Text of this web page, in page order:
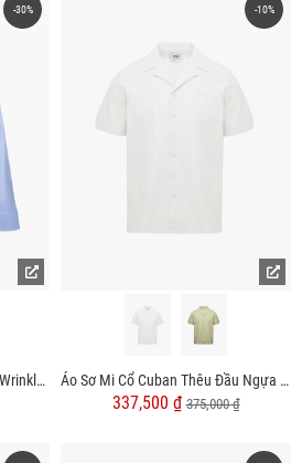
-30%
Áo Sơ Mi Trơn Hạn Chế Nhăn Wrinkle X Thêu Peakhour Form Slimfit SM181
-10%
Áo Sơ Mi Cổ Cuban Thêu Đầu Ngựa Form Regular SM200
337,500 ₫375,000 ₫